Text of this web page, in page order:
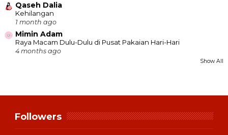
Qaseh Dalia
Kehilangan
1 month ago
Mimin Adam
Raya Macam Dulu-Dulu di Pusat Pakaian Hari-Hari
4 months ago
Show All
Followers